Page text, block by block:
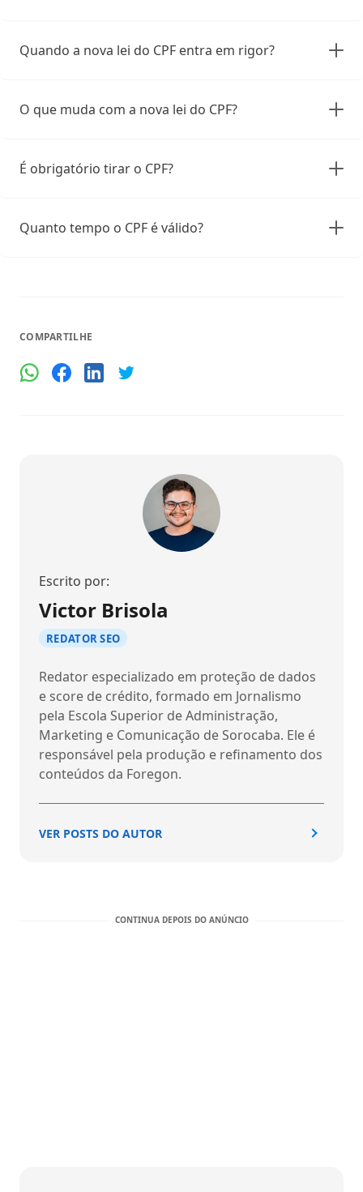
Quando a nova lei do CPF entra em rigor?
O que muda com a nova lei do CPF?
É obrigatório tirar o CPF?
Quanto tempo o CPF é válido?
COMPARTILHE
Escrito por:
Victor Brisola
REDATOR SEO
Redator especializado em proteção de dados
e score de crédito, formado em Jornalismo
pela Escola Superior de Administração,
Marketing e Comunicação de Sorocaba. Ele é
responsável pela produção e refinamento dos
conteúdos da Foregon.
VER POSTS DO AUTOR